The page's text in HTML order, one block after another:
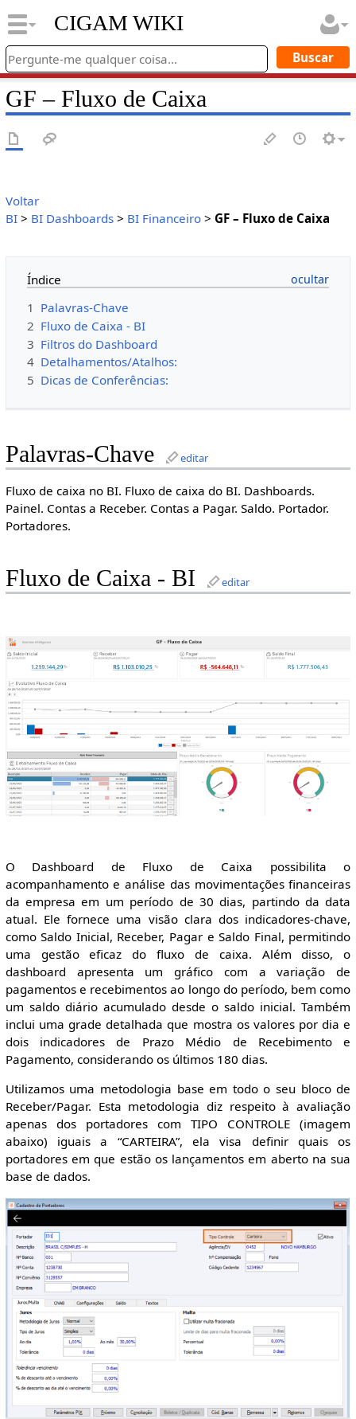
CIGAM WIKI
GF – Fluxo de Caixa
Voltar
BI> BI Dashboards> BI Financeiro> GF – Fluxo de Caixa
Índice
1 Palavras-Chave
2 Fluxo de Caixa - BI
3 Filtros do Dashboard
4 Detalhamentos/Atalhos:
5 Dicas de Conferências:
Palavras-Chave editar
Fluxo de caixa no BI. Fluxo de caixa do BI. Dashboards.
Painel. Contas a Receber. Contas a Pagar. Saldo. Portador.
Portadores.
Fluxo de Caixa - BI editar
O Dashboard de Fluxo de Caixa possibilita o
acompanhamento e análise das movimentações financeiras
da empresa em um período de 30 dias, partindo da data
atual. Ele fornece uma visão clara dos indicadores-chave,
como Saldo Inicial, Receber, Pagar e Saldo Final, permitindo
uma gestão eficaz do fluxo de caixa. Além disso, o
dashboard apresenta um gráfico com a variação de
pagamentos e recebimentos ao longo do período, bem como
um saldo diário acumulado desde o saldo inicial. Também
inclui uma grade detalhada que mostra os valores por dia e
dois indicadores de Prazo Médio de Recebimento e
Pagamento, considerando os últimos 180 dias.
Utilizamos uma metodologia base em todo o seu bloco de
Receber/Pagar. Esta metodologia diz respeito à avaliação
apenas dos portadores com TIPO CONTROLE (imagem
abaixo) iguais a “CARTEIRA”, ela visa definir quais os
portadores em que estão os lançamentos em aberto na sua
base de dados.